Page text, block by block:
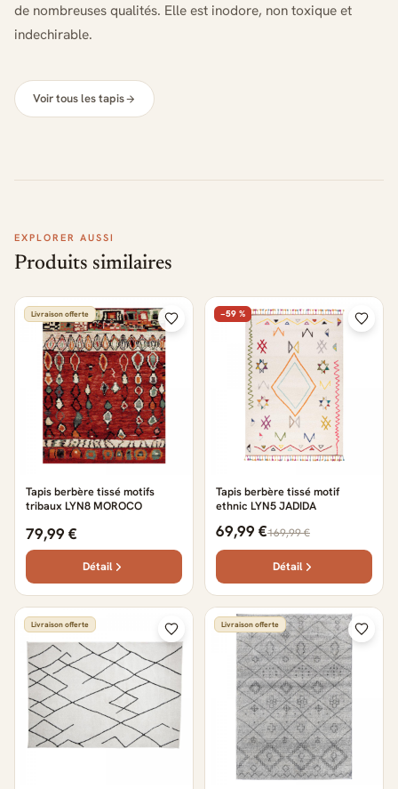
de nombreuses qualités. Elle est inodore, non toxique et
indechirable.
Voir tous les tapis
EXPLORER AUSSI
Produits similaires
Livraison offerte
Tapis berbère tissé motifs
tribaux LYN8 MOROCO
79,99 €
Détail
−59 %
Tapis berbère tissé motif
ethnic LYN5 JADIDA
69,99 €169,99 €
Détail
Livraison offerte Livraison offerte